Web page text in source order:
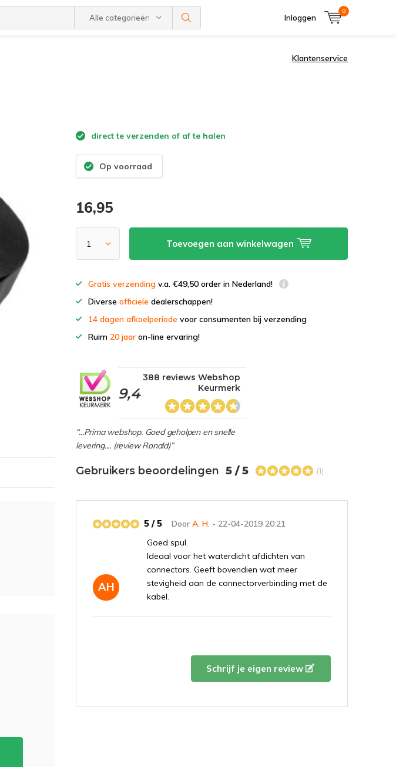
Alle categorieën Inloggen
0
Klantenservice
direct te verzenden of af te halen
Op voorraad
16,95
Toevoegen aan winkelwagen
Gratis verzending v.a. €49,50 order in Nederland!
Diverseofficiele dealerschappen!
14 dagen afkoelperiode voor consumenten bij verzending
Ruim20 jaar on-line ervaring!
9,4
388 reviews Webshop
Keurmerk
“...Prima webshop. Goed geholpen en snelle
levering.... (review Ronald)”
Gebruikers beoordelingen 5 / 5 (1)
AH
DoorA. H. - 22-04-2019 20:21
5 / 5
Goed spul.
Ideaal voor het waterdicht afdichten van
connectors. Geeft bovendien wat meer
stevigheid aan de connectorverbinding met de
kabel.
Schrijf je eigen review